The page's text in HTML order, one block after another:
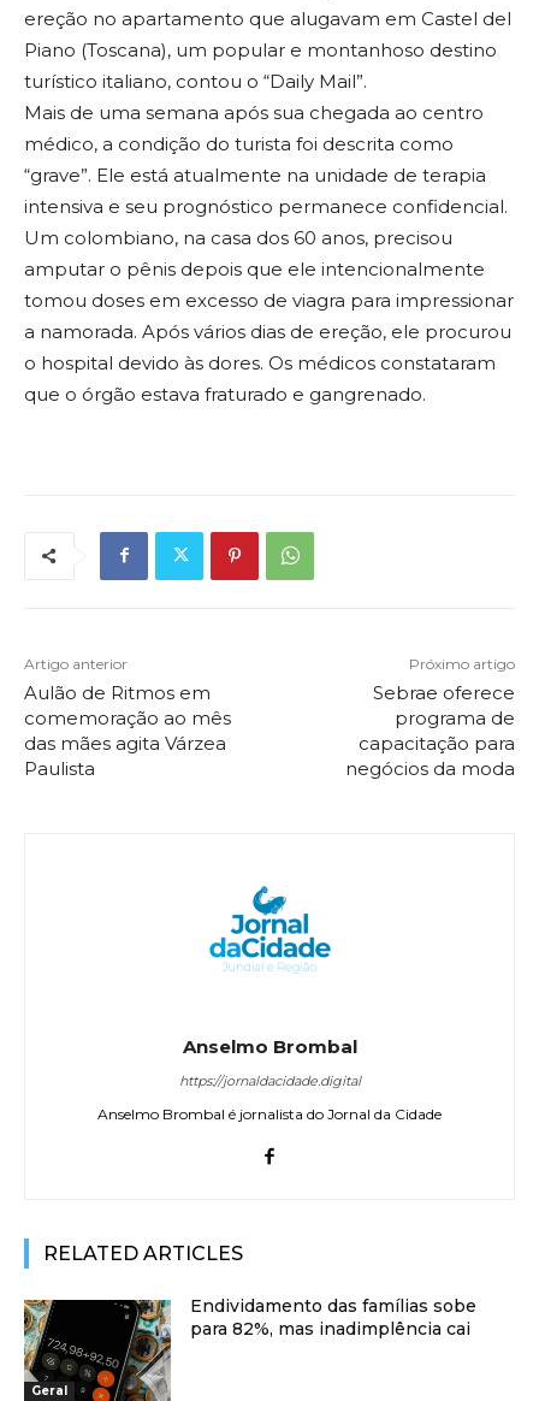
ereção no apartamento que alugavam em Castel del
Piano (Toscana), um popular e montanhoso destino
turístico italiano, contou o “Daily Mail”.
Mais de uma semana após sua chegada ao centro
médico, a condição do turista foi descrita como
“grave”. Ele está atualmente na unidade de terapia
intensiva e seu prognóstico permanece confidencial.
Um colombiano, na casa dos 60 anos, precisou
amputar o pênis depois que ele intencionalmente
tomou doses em excesso de viagra para impressionar
a namorada. Após vários dias de ereção, ele procurou
o hospital devido às dores. Os médicos constataram
que o órgão estava fraturado e gangrenado.
Artigo anterior
Aulão de Ritmos em
comemoração ao mês
das mães agita Várzea
Paulista
Próximo artigo
Sebrae oferece
programa de
capacitação para
negócios da moda
Anselmo Brombal
https://jornaldacidade.digital
Anselmo Brombal é jornalista do Jornal da Cidade
RELATED ARTICLES
Geral
Endividamento das famílias sobe
para 82%, mas inadimplência cai